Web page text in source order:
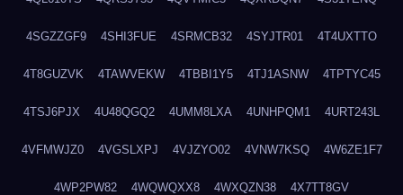
4SGZZGF9 4SHI3FUE 4SRMCB32 4SYJTR01 4T4UXTTO
4T8GUZVK 4TAWVEKW 4TBBI1Y5 4TJ1ASNW 4TPTYC45
4TSJ6PJX 4U48QGQ2 4UMM8LXA 4UNHPQM1 4URT243L
4VFMWJZ0 4VGSLXPJ 4VJZYO02 4VNW7KSQ 4W6ZE1F7
4WP2PW82 4WQWQXX8 4WXQZN38 4X7TT8GV